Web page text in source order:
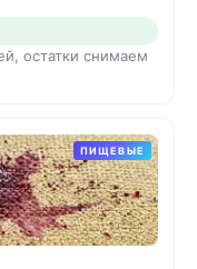
остатки снимаем
ПИЩЕВЫЕ